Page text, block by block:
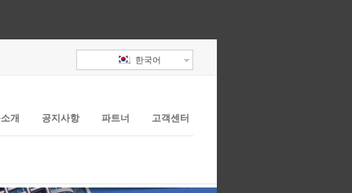
한국어
개 공지사항 파트너 고객센터